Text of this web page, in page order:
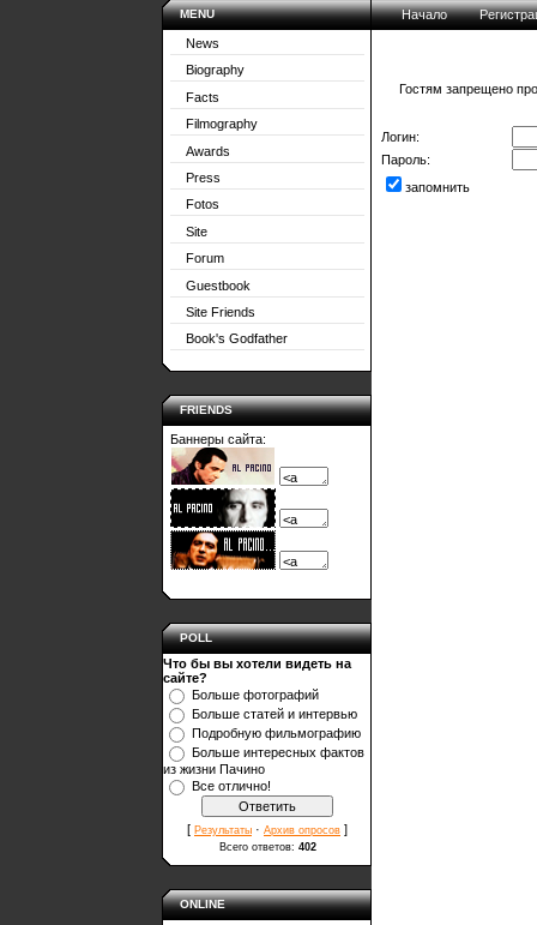
MENU
News
Biography
Facts
Filmography
Awards
Press
Fotos
Site
Forum
Guestbook
Site Friends
Book's Godfather
FRIENDS
Баннеры сайта:
POLL
Что бы вы хотели видеть на
сайте?
Больше фотографий
Больше статей и интервью
Подробную фильмографию
Больше интересных фактов
из жизни Пачино
Все отлично!
[ Результаты · Архив опросов ]
Всего ответов: 402
ONLINE
Начало
Гостям запрещено
Логин:
Пароль:
запомнить